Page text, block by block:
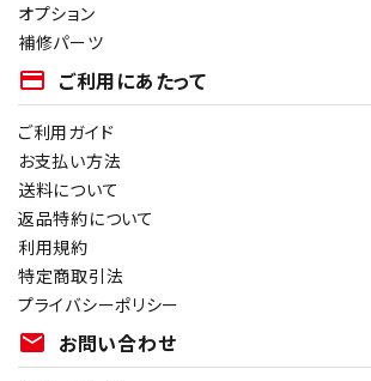
オプション
補修パーツ
payment ご利用にあたって
ご利用ガイド
お支払い方法
送料について
返品特約について
利用規約
特定商取引法
プライバシーポリシー
mail お問い合わせ